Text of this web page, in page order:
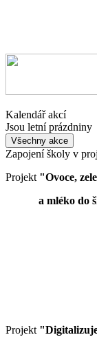
Kalendář akcí
Jsou letní prázdniny
Všechny akce
Zapojení školy v
Projekt "Ovoce,
a mléko do
Projekt